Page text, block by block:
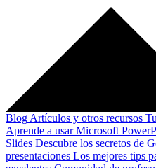
Blog Artículos y otros recursos
Aprende a usar Microsoft
Slides Descubre los secretos de
presentaciones Los mejores tips